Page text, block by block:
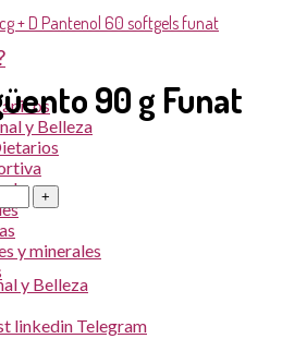
y Belleza
y minerales
+ D Pantenol 60 softgels funat
90 g Funat
y Belleza
linkedin Telegram